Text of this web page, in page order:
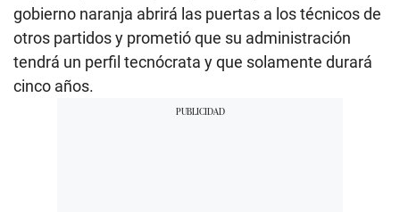
gobierno naranja abrirá las puertas a los técnicos de
otros partidos y prometió que su administración
tendrá un perfil tecnócrata y que solamente durará
cinco años.